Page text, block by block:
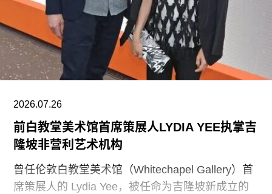
产》的报告。指示牌还将“引导游客前往能够获取关
于美国历史准确信息的地点和资源”。不过政府并未
具体说明其认可的具体地点或资源为何。
该行政令还指责博物馆在美国建国250周年之际未
部长“在由国家公园管理局维护的人行道、步道及其
他公共场所设置临时展览或标识，以纠正博物馆内
呈现的不准确信息”。
史密森尼学会尚未就行政令发表公开评论。上周，
哈蒂格出席了一场国会听证会，期间
2026.07.26
前白教堂美术馆首席策展人LYDIA YEE执掌吉
隆坡非营利艺术机构
曾任伦敦白教堂美术馆（Whitechapel Gallery）首
席策展人的 Lydia Yee，被任命为吉隆坡新成立的